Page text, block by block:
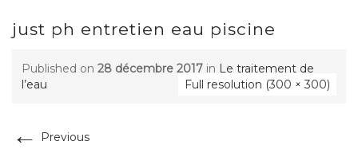
just ph entretien eau piscine
Published on 28 décembre 2017 in Le traitement de
l’eau
Full resolution (300 × 300)
← Previous